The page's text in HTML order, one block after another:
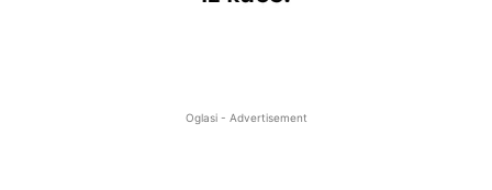
Oglasi - Advertisement